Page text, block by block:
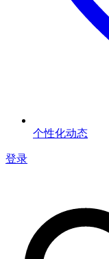
个性化动态
登录